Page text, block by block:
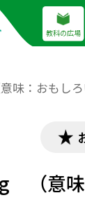
教科の広場
：おもしろ
（意味